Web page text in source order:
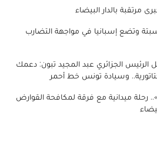
مرتقبة بالدار البيضاء
وتضع إسبانيا في مواجهة التضارب
الرئيس الجزائري عبد المجيد تبون: دعمك
وسيادة تونس خط أحمر
ميدانية مع فرقة لمكافحة القوارض